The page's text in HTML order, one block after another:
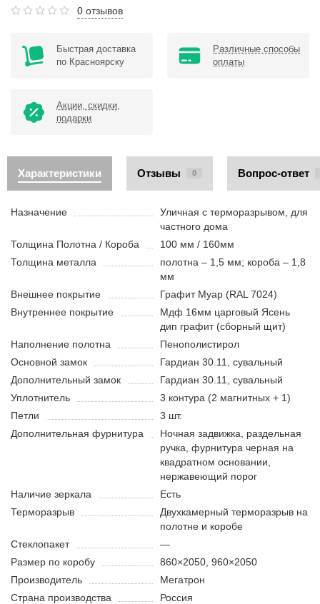
0 отзывов
Быстрая доставка
по Красноярску
Различные способы
оплаты
Акции, скидки,
подарки
Характеристики Отзывы 0 Вопрос-ответ
Назначение
Уличная с терморазрывом, для
частного дома
Толщина Полотна / Короба
100 мм / 160мм
Толщина металла
полотна – 1,5 мм; короба – 1,8
мм
Внешнее покрытие
Графит Муар (RAL 7024)
Внутреннее покрытие
Мдф 16мм царговый Ясень
дип графит (сборный щит)
Наполнение полотна
Пенополистирол
Основной замок
Гардиан 30.11, сувальный
Дополнительный замок
Гардиан 30.11, сувальный
Уплотнитель
3 контура (2 магнитных + 1)
Петли
3 шт.
Дополнительная фурнитура
Ночная задвижка, раздельная
ручка, фурнитура черная на
квадратном основании,
нержавеющий порог
Наличие зеркала
Есть
Терморазрыв
Двухкамерный терморазрыв на
полотне и коробе
Стеклопакет
—
Размер по коробу
860×2050, 960×2050
Производитель
Мегатрон
Страна производства
Россия